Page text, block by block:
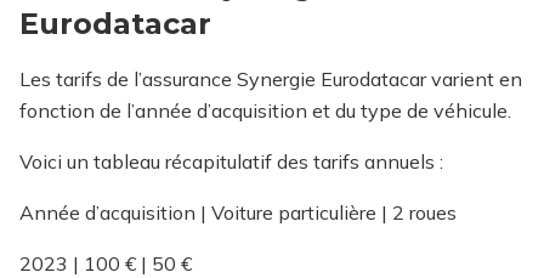
Eurodatacar
Les tarifs de l’assurance Synergie Eurodatacar varient en
fonction de l’année d’acquisition et du type de véhicule.
Voici un tableau récapitulatif des tarifs annuels :
Année d’acquisition | Voiture particulière | 2 roues
2023 | 100 € | 50 €